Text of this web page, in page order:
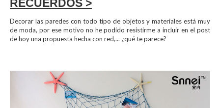
RECUERDOS >
Decorar las paredes con todo tipo de objetos y materiales está muy
de moda, por ese motivo no he podido resistirme a incluir en el post
de hoy una propuesta hecha con red,... ¿qué te parece?